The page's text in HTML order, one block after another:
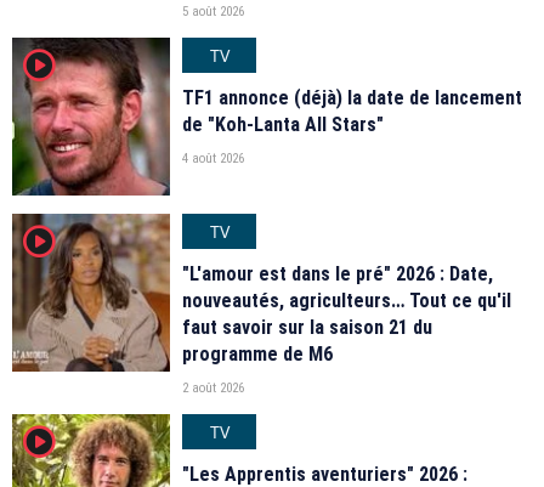
5 août 2026
player2
TV
TF1 annonce (déjà) la date de lancement
de "Koh-Lanta All Stars"
4 août 2026
player2
TV
"L'amour est dans le pré" 2026 : Date,
nouveautés, agriculteurs… Tout ce qu'il
faut savoir sur la saison 21 du
programme de M6
2 août 2026
player2
TV
"Les Apprentis aventuriers" 2026 :